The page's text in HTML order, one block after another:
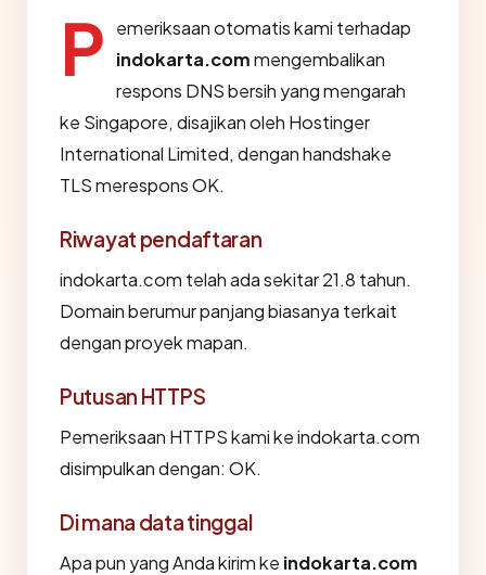
P
emeriksaan otomatis kami terhadap
indokarta.commengembalikan
respons DNS bersih yang mengarah
ke Singapore, disajikan oleh Hostinger
International Limited, dengan handshake
TLS merespons OK.
Riwayat pendaftaran
indokarta.com telah ada sekitar 21.8 tahun.
Domain berumur panjang biasanya terkait
dengan proyek mapan.
Putusan HTTPS
Pemeriksaan HTTPS kami ke indokarta.com
disimpulkan dengan: OK.
Di mana data tinggal
Apa pun yang Anda kirim ke indokarta.com